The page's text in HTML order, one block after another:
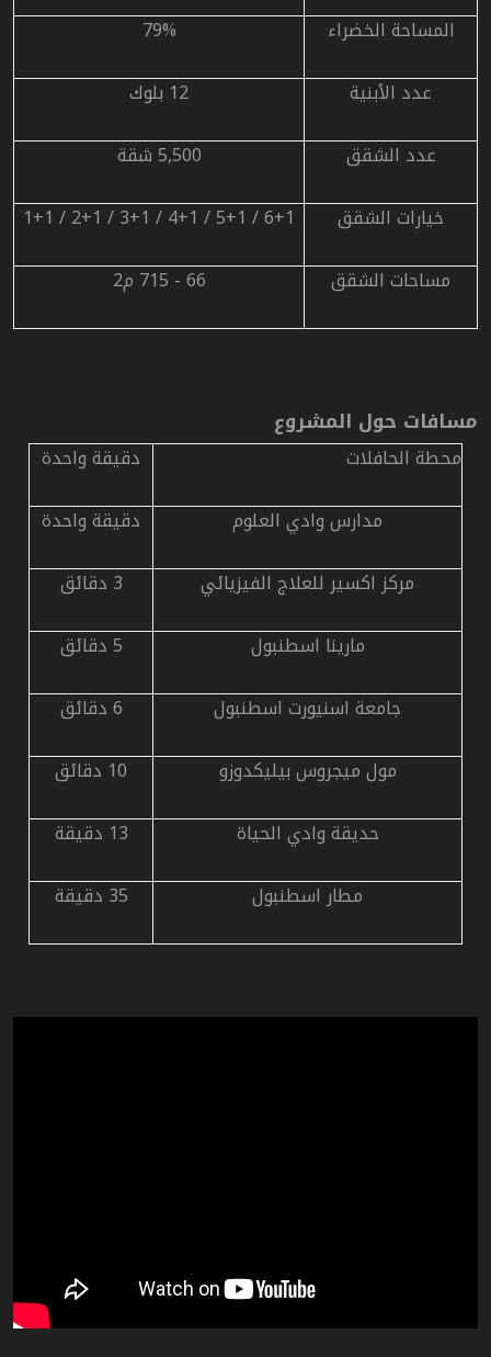
المساحة الخضراء
79%
عدد الأبنية
12 بلوك
عدد الشقق
5,500 شقة
خيارات الشقق
1+1 / 2+1 / 3+1 / 4+1 / 5+1 / 6+1
مساحات الشقق
66 - 715 م2
مسافات حول المشروع
محطة الحافلات
دقيقة واحدة
مدارس وادي العلوم
دقيقة واحدة
مركز اكسير للعلاج الفيزيائي
3 دقائق
مارينا اسطنبول
5 دقائق
جامعة اسنيورت اسطنبول
6 دقائق
مول ميجروس بيليكدوزو
10 دقائق
حديقة وادي الحياة
13 دقيقة
مطار اسطنبول
35 دقيقة